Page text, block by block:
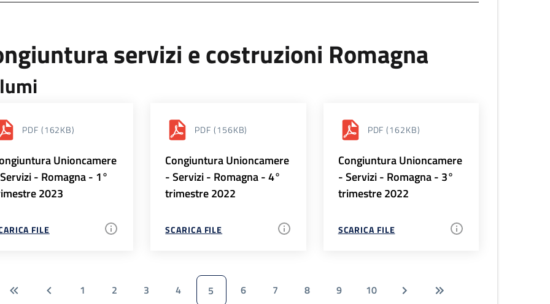
servizi e costruzioni Romagna
PDF (162KB)
Unioncamere
- Romagna - 1°
2023
FILE
PDF (156KB)
Congiuntura Unioncamere
- Servizi - Romagna - 4°
trimestre 2022
SCARICA FILE
PDF (162KB)
Congiuntura Unioncamere
- Servizi - Romagna - 3°
trimestre 2022
SCARICA FILE
1 2 3 4 5 6 7 8 9 10